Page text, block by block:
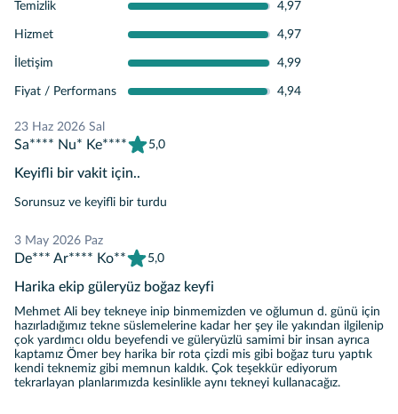
😊
Temizlik 4,97
Hizmet 4,97
İletişim 4,99
Fiyat / Performans 4,94
Sa**** Nu* Ke**** 5,0
23 Haz 2026 Sal
Keyifli bir vakit için..
Sorunsuz ve keyifli bir turdu
De*** Ar**** Ko** 5,0
3 May 2026 Paz
Harika ekip güleryüz boğaz keyfi
Mehmet Ali bey tekneye inip binmemizden ve oğlumun d. günü için
hazırladığımız tekne süslemelerine kadar her şey ile yakından ilgilenip
çok yardımcı oldu beyefendi ve güleryüzlü samimi bir insan ayrıca
kaptamız Ömer bey harika bir rota çizdi mis gibi boğaz turu yaptık
kendi teknemiz gibi memnun kaldık. Çok teşekkür ediyorum
tekrarlayan planlarımızda kesinlikle aynı tekneyi kullanacağız.